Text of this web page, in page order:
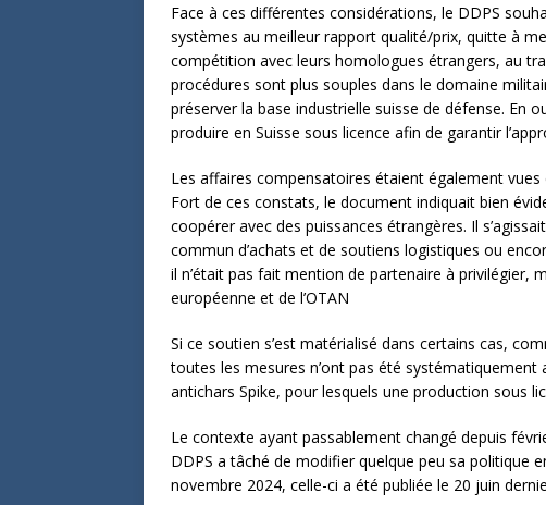
Face à ces différentes considérations, le DDPS
systèmes au meilleur rapport qualité/prix, quitte à
compétition avec leurs homologues étrangers, au
procédures sont plus souples dans le domaine
préserver la base industrielle suisse de défense. En
produire en Suisse sous licence afin de garantir
Les affaires compensatoires étaient également
Fort de ces constats, le document indiquait bien
coopérer avec des puissances étrangères. Il
commun d’achats et de soutiens logistiques ou
il n’était pas fait mention de partenaire à privilégier,
européenne et de l’OTAN
Si ce soutien s’est matérialisé dans certains cas,
toutes les mesures n’ont pas été systématiquement
antichars Spike, pour lesquels une production sous
Le contexte ayant passablement changé depuis
DDPS a tâché de modifier quelque peu sa politique
novembre 2024, celle-ci a été publiée le 20 juin